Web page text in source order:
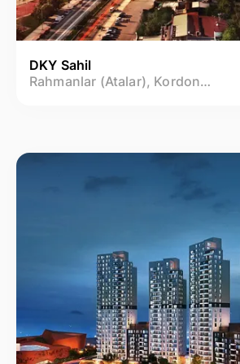
DKY Sahil
Rahmanlar (Atalar), Kordonboyu Mah.